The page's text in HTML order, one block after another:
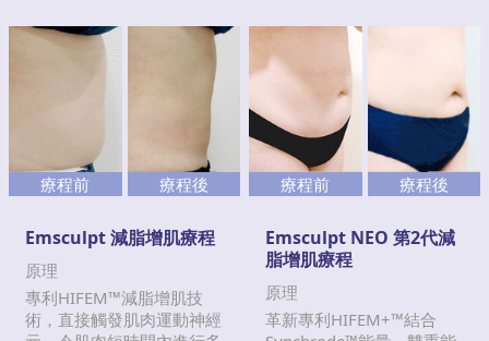
療程前 療程後 療程前 療程後
Emsculpt 減脂增肌療程
原理
專利HIFEM™減脂增肌技
術，直接觸發肌肉運動神經
Emsculpt NEO 第2代減
脂增肌療程
原理
革新專利HIFEM+™結合